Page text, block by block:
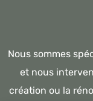
Nous sommes
et nous
création ou la